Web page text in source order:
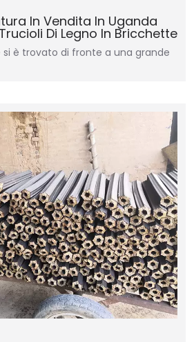
In Vendita In Uganda
Di Legno In Bricchette
è trovato di fronte a una grande